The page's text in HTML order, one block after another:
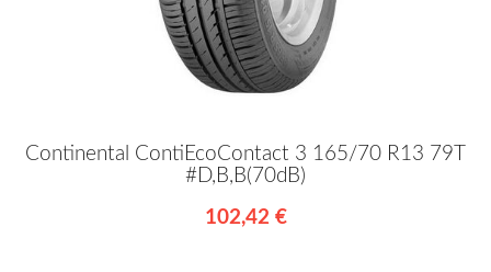
Continental ContiEcoContact 3 165/70 R13 79T
#D,B,B(70dB)
102,42 €